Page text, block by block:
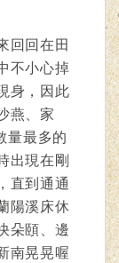
回回在田
不小心掉
身，因此
燕、家
量最多的
出現在剛
直到通通
陽溪床休
朵頤、邊
南晃晃喔